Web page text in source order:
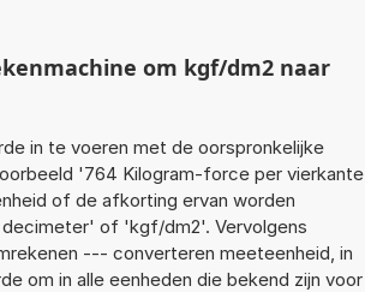
om kgf/dm2 naar
in te voeren met de oorspronkelijke
'764 Kilogram-force per vierkante
of de afkorting ervan worden
of 'kgf/dm2'. Vervolgens
--- converteren meeteenheid, in
om in alle eenheden die bekend zijn voor